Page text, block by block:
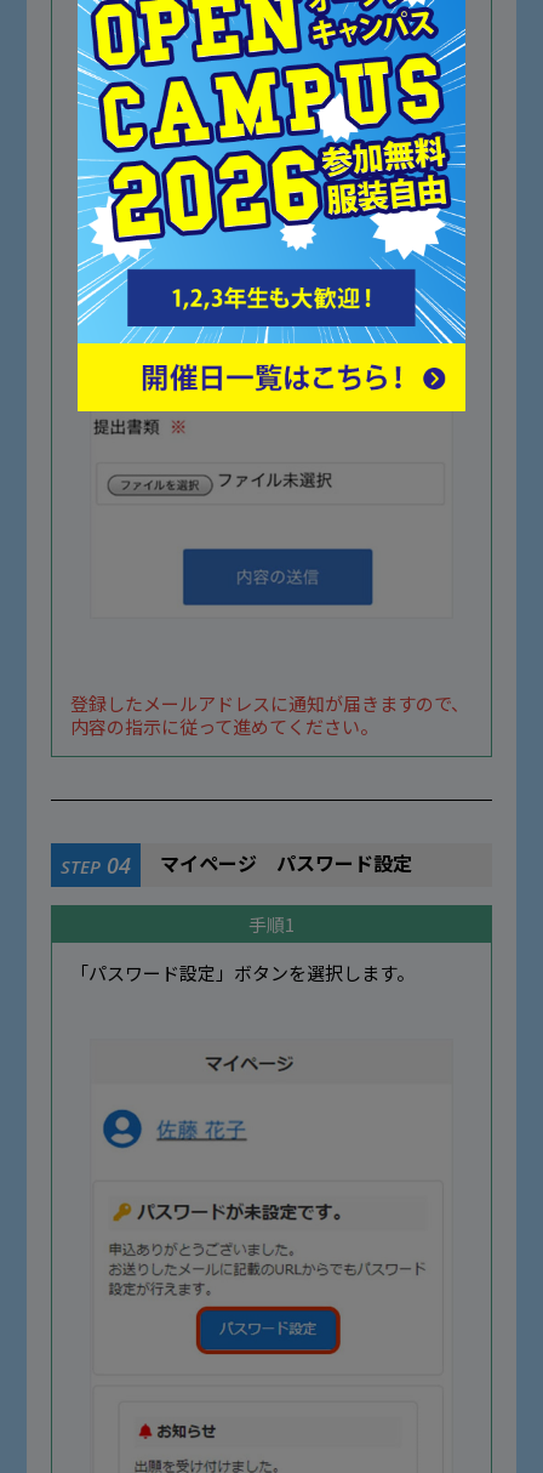
登録したメールアドレスに通知が届きますので、
内容の指示に従って進めてください。
STEP 04 マイページ パスワード設定
手順1
「パスワード設定」ボタンを選択します。